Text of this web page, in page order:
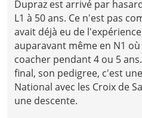
Dupraz est arrivé par
L1 à 50 ans. Ce n'est pas
avait déjà eu de l'expérience
auparavant même en N1
coacher pendant 4 ou 5
final, son pedigree, c'est
National avec les Croix de
une descente.